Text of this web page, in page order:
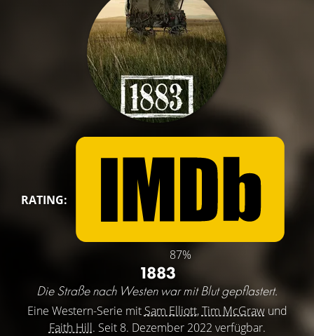
RATING:
87%
1883
Die Straße nach Westen war mit Blut gepflastert.
Eine Western-Serie mit Sam Elliott,Tim McGrawund
Faith Hill. Seit 8. Dezember 2022 verfügbar.